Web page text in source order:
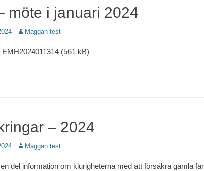
möte i januari 2024
Författare
Maggan test
(561 kB)
– 2024
Författare
Maggan test
del information om klurigheterna med att försäkra gamla